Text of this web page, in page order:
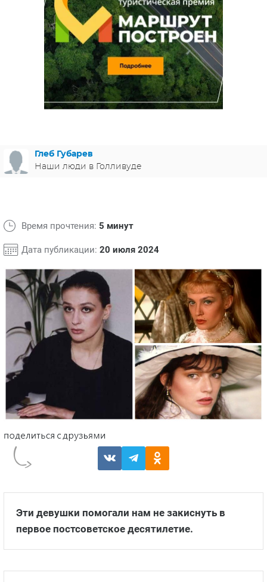
МЕЛОДРАМЫ
ИСПАНИЯ
ФРАНЦИЯ
ГЕРМАНИЯ
СВЕТСКИЕ НОВОСТИ
СПОЙЛЕРЫ ИЗ СЕРИАЛОВ
Глеб Губарев
Наши люди в Голливуде
Время прочтения: 5 минут
Дата публикации: 20 июля 2024
Эти девушки помогали нам не закиснуть в
первое постсоветское десятилетие.